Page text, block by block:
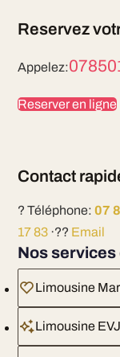
Reservez
Appelez:
Reserver en ligne
Contact
? Téléphone: 07
17 83·?? Email
Nos
Limousine
Limousine